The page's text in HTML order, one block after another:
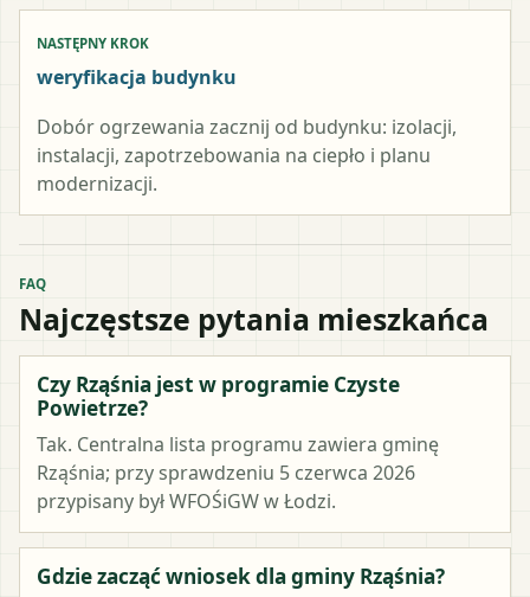
NASTĘPNY KROK
weryfikacja budynku
Dobór ogrzewania zacznij od budynku: izolacji,
instalacji, zapotrzebowania na ciepło i planu
modernizacji.
FAQ
Najczęstsze pytania mieszkańca
Czy Rząśnia jest w programie Czyste
Powietrze?
Tak. Centralna lista programu zawiera gminę
Rząśnia; przy sprawdzeniu 5 czerwca 2026
przypisany był WFOŚiGW w Łodzi.
Gdzie zacząć wniosek dla gminy Rząśnia?